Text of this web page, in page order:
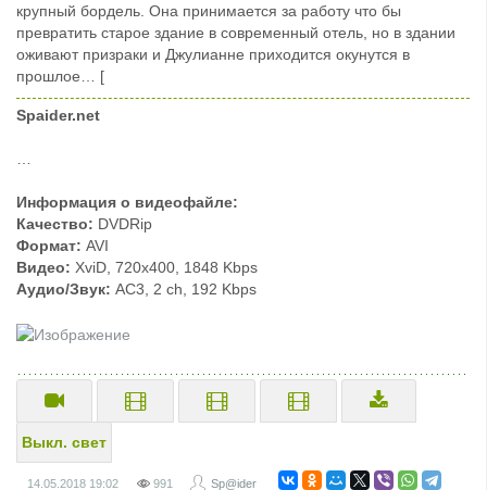
крупный бордель. Она принимается за работу что бы
превратить старое здание в современный отель, но в здании
оживают призраки и Джулианне приходится окунутся в
прошлое… [
Spaider.net
…
Информация о видеофайле:
Качество: DVDRip
Формат: AVI
Видео: XviD, 720x400, 1848 Kbps
Аудио/Звук: AC3, 2 ch, 192 Kbps
Выкл. свет
14.05.2018 19:02 991 Sp@ider